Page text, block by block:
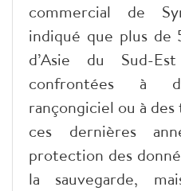
commercial de
indiqué que plus de
d’Asie du Sud-
confrontées à
rançongiciel ou à
ces dernières
protection des
la sauvegarde,